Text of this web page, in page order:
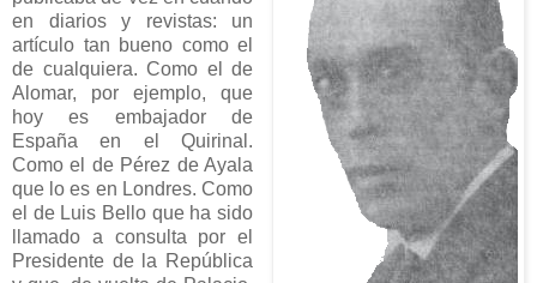
en diarios y revistas: un
artículo tan bueno como el
de cualquiera. Como el de
Alomar, por ejemplo, que
hoy es embajador de
España en el Quirinal.
Como el de Pérez de Ayala
que lo es en Londres. Como
el de Luis Bello que ha sido
llamado a consulta por el
Presidente de la República